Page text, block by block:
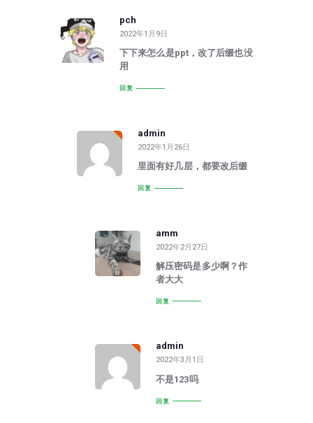
pch
2022年1月9日
下下来怎么是ppt，改了后缀也没
用
回复
admin
2022年1月26日
里面有好几层，都要改后缀
回复
amm
2022年2月27日
解压密码是多少啊？作
者大大
回复
admin
2022年3月1日
不是123吗
回复